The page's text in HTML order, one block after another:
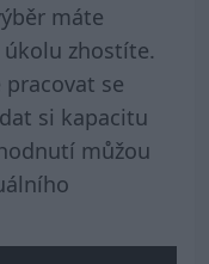
máte
úkolu zhostíte.
se
si kapacitu
můžou